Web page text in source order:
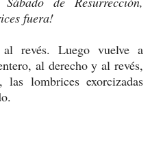
fuera!
revés. Luego vuelve a
al derecho y al revés,
lombrices exorcizadas